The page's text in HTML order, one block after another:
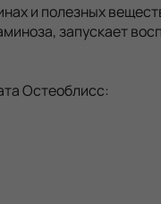
и полезных
запускает
Остеоблисс: